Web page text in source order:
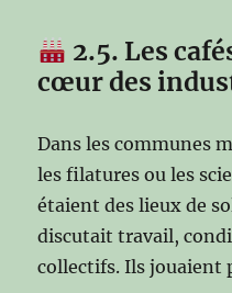
2.5. Les
cœur des
Dans les communes
les filatures ou les
étaient des lieux de
discutait travail,
collectifs. Ils jouaient